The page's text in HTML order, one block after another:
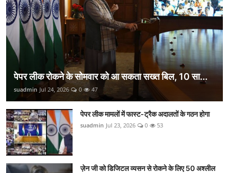
पेपर लीक रोकने के सोमवार को आ सकता सख्त बिल, 10 सा...
suadmin Jul 24, 2026 0 47
पेपर लीक मामलों में फास्ट-ट्रैक अदालतों के गठन होगा
suadmin Jul 23, 2026 0 53
ज़ेन जी को डिजिटल व्यसन से रोकने के लिए 50 अश्लील